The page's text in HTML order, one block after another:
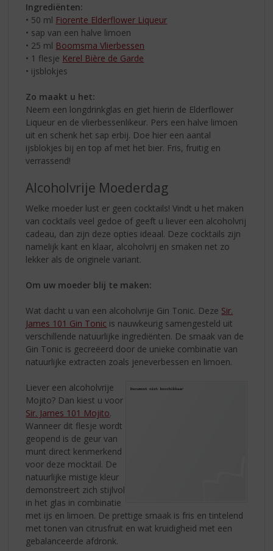
Ingrediënten:
• 50 ml Fiorente Elderflower Liqueur
• sap van een halve limoen
• 25 ml Boomsma Vlierbessen
• 1 flesje Kerel Bière de Garde
• ijsblokjes
Zo maakt u het:
Neem een longdrinkglas en giet hierin de Elderflower
Liqueur en de vlierbessenlikeur. Pers een halve limoen
uit en schenk het sap erbij. Doe hier een aantal
ijsblokjes bij en top af met het bier. Fris, fruitig en
verrassend!
Alcoholvrije Moederdag
Welke moeder lust er geen cocktails! Vindt u het maken
van cocktails veel gedoe of geeft u liever een alcoholvrij
cadeau, dan zijn deze opties ideaal. Deze cocktails zijn
namelijk kant en klaar, alcoholvrij en smaken net zo
lekker als de originele variant.
Om uw moeder blij te maken:
Wat dacht u van een alcoholvrije Gin Tonic. Deze Sir.
James 101 Gin Tonic is nauwkeurig samengesteld uit
verschillende natuurlijke ingrediënten. De smaak van de
Gin Tonic is gecreëerd door de unieke combinatie van
natuurlijke extracten zoals jeneverbessen en limoen.
Liever een alcoholvrije
Mojito? Dan kiest u voor
Sir. James 101 Mojito.
Wanneer dit flesje wordt
geopend is de geur van
munt direct kenmerkend
voor deze mocktail. De
natuurlijke mistige kleur
demonstreert zich stijlvol
in het glas in combinatie
met ijs en limoen. De prettige smaak is fris en tintelend
met tonen van citrusfruit en wat kruidigheid met een
gebalanceerde afdronk.